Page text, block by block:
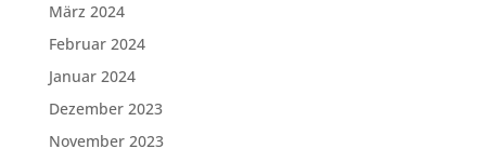
März 2024
Februar 2024
Januar 2024
Dezember 2023
November 2023